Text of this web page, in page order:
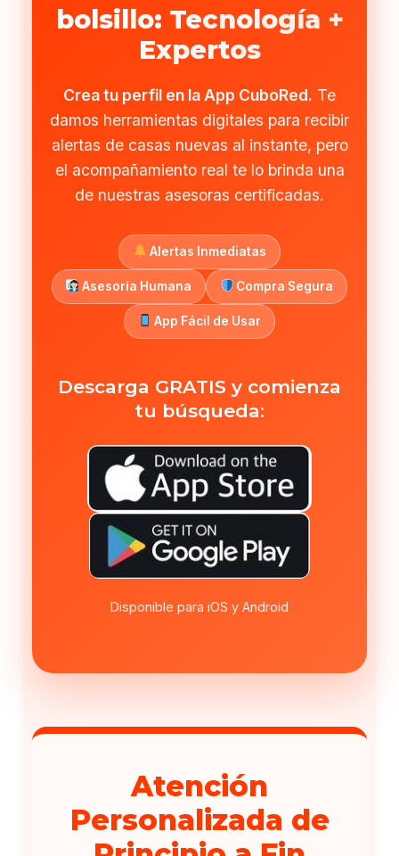
bolsillo: Tecnología +
Expertos
Crea tu perfil en la App CuboRed. Te
damos herramientas digitales para recibir
alertas de casas nuevas al instante, pero
el acompañamiento real te lo brinda una
de nuestras asesoras certificadas.
Alertas Inmediatas
Asesoría Humana Compra Segura
App Fácil de Usar
Descarga GRATIS y comienza
tu búsqueda:
Disponible para iOS y Android
Atención
Personalizada de